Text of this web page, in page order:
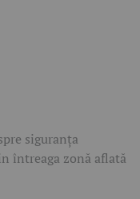
siguranța
întreaga zonă aflată